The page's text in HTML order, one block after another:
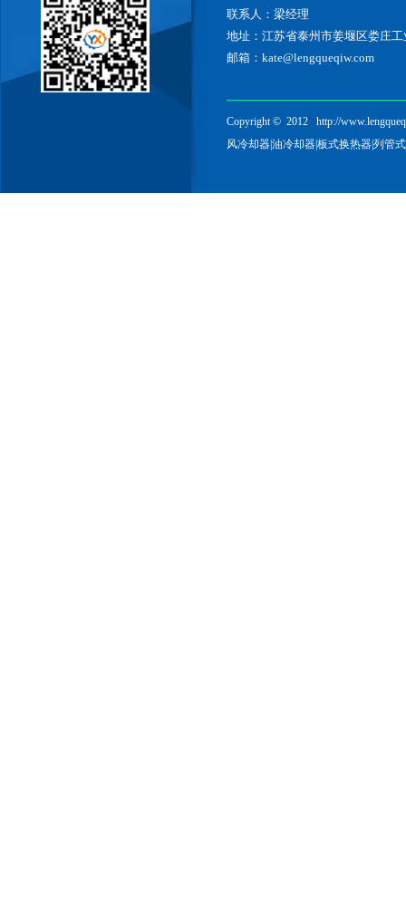
联系人：梁经理
地址：江苏省泰州市姜堰区娄庄工
邮箱：kate@lengqueqiw.com
Copyright © 2012 http://
风冷却器油冷却器板式换热器列管